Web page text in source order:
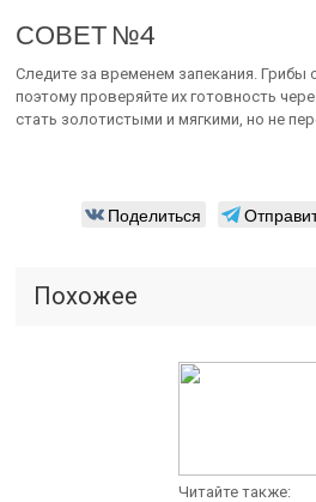
СОВЕТ №4
Следите за временем запекания. Грибы
поэтому проверяйте их готовность
стать золотистыми и мягкими, но не
Поделиться
Похожее
Читайте также: